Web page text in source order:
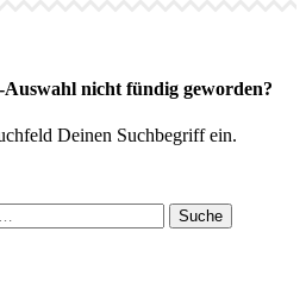
nicht fündig geworden?
Deinen Suchbegriff ein.